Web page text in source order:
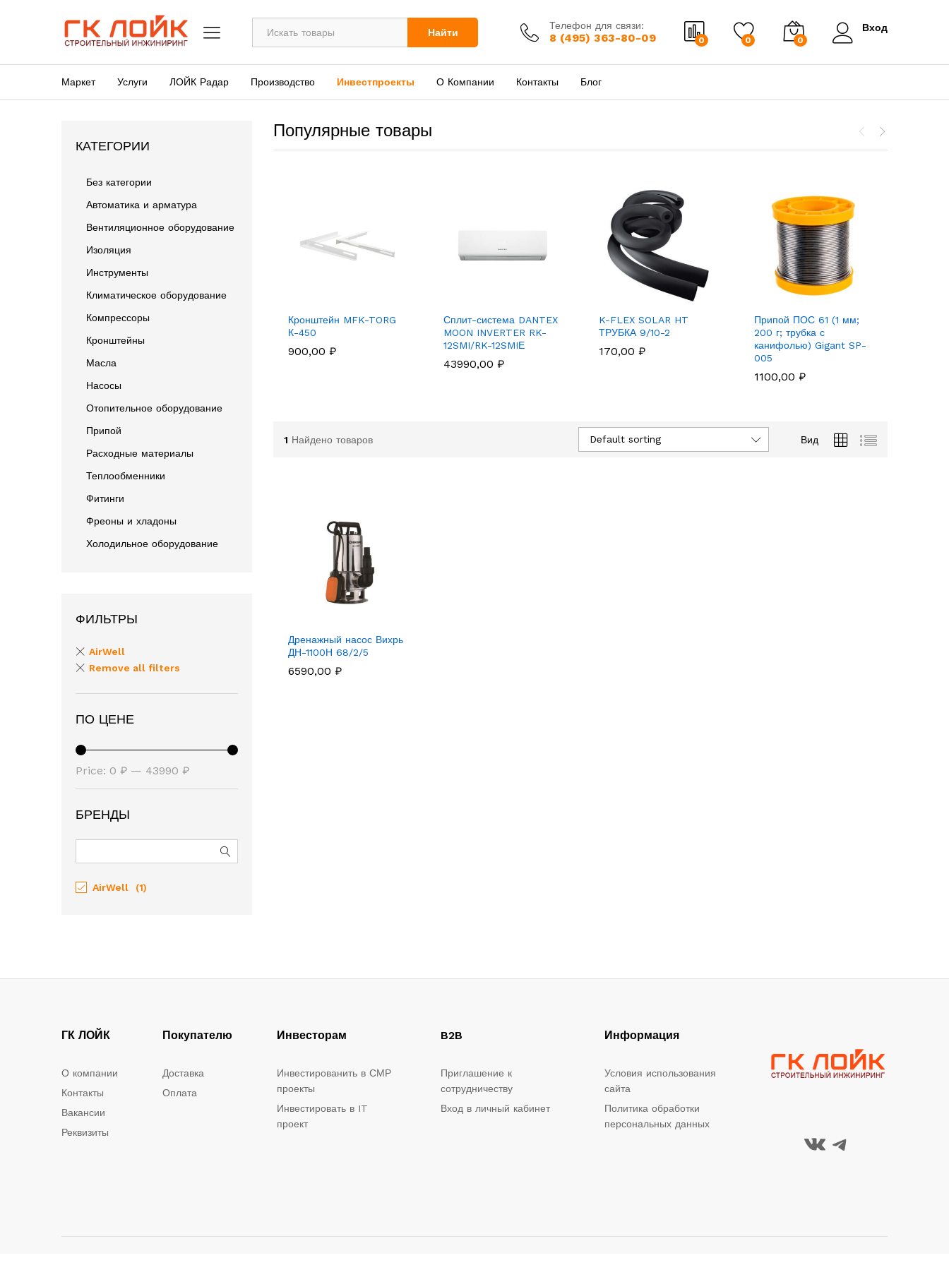
Все Найти
Телефон для связи:
8 (495) 363-80-09 0 0 0
Вход
Маркет Услуги ЛОЙК Радар Производство Инвестпроекты О Компании Контакты Блог
Популярные товары
Кронштейн MFK-TORG
К-450
900,00 ₽
900,00 ₽
Сплит-система DANTEX
MOON INVERTER RK-
12SMI/RK-12SMIЕ
43990,00 ₽
43990,00 ₽
K-FLEX SOLAR HT
ТРУБКА 9/10-2
170,00 ₽
170,00 ₽
Припой ПОС 61 (1 мм;
200 г; трубка с
канифолью) Gigant SP-
005
1100,00 ₽
1100,00 ₽
1 Найдено товаров Вид
Default sorting
Дренажный насос Вихрь
ДН-1100Н 68/2/5
6590,00 ₽
6590,00 ₽
КАТЕГОРИИ
Без категории
Автоматика и арматура
Вентиляционное оборудование
Изоляция
Инструменты
Климатическое оборудование
Компрессоры
Кронштейны
Масла
Насосы
Отопительное оборудование
Припой
Расходные материалы
Теплообменники
Фитинги
Фреоны и хладоны
Холодильное оборудование
ФИЛЬТРЫ
AirWell
Remove all filters
ПО ЦЕНЕ
Price: 0 ₽ — 43990 ₽
БРЕНДЫ
AirWell (1)
ГК ЛОЙК
О компании
Контакты
Вакансии
Реквизиты
Покупателю
Доставка
Оплата
Инвесторам
Инвестированить в СМР
проекты
Инвестировать в IT
проект
B2B
Приглашение к
сотрудничеству
Вход в личный кабинет
Информация
Условия использования
сайта
Политика обработки
персональных данных